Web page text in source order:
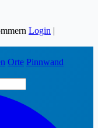
Login |
Orte Pinnwand